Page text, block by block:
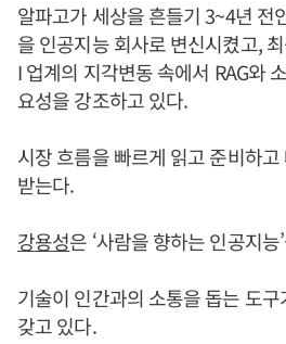
알파고가 세상을 흔들기 3~4년 전
을 인공지능 회사로 변신시켰고,
I 업계의 지각변동 속에서 RAG와
요성을 강조하고 있다.
시장 흐름을 빠르게 읽고 준비하
받는다.
강용성은 ‘사람을 향하는 인공지능
기술이 인간과의 소통을 돕는 도
갖고 있다.